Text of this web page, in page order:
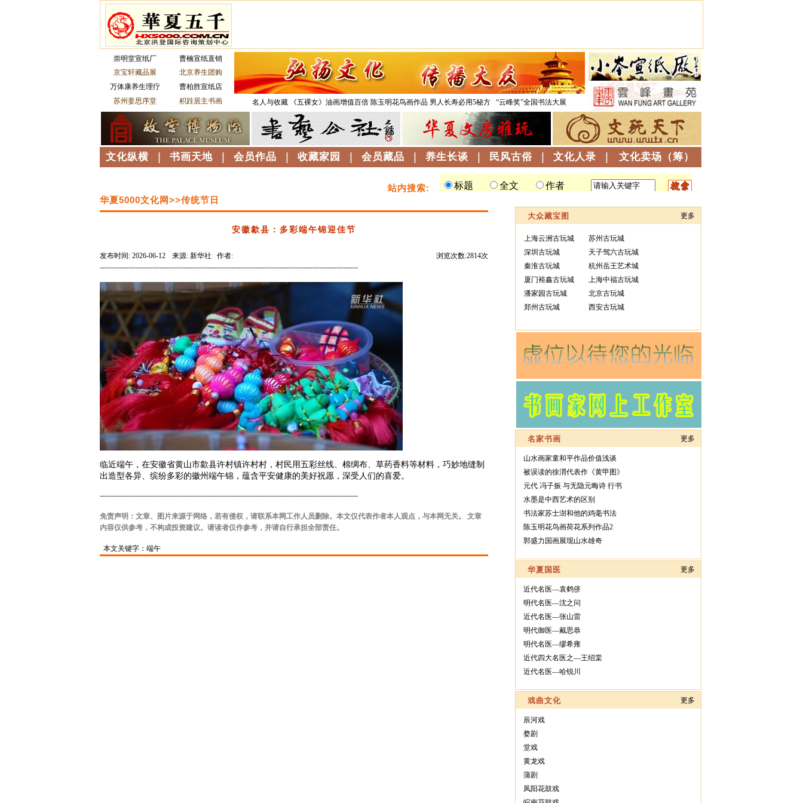
崇明堂宣纸厂
曹楠宣纸直销
京宝轩藏品展
北京养生团购
万体康养生理疗
曹柏胜宣纸店
苏州姜思序堂
积跬居主书画 名人与收藏 《五裸女》油画增值百倍 陈玉明花鸟画作品 男人长寿必用5秘方 “云峰奖”全国书法大展
文化纵横 书画天地 会员作品 收藏家园 会员藏品 养生长谈 民风古俗 文化人录 文化卖场（筹）
站内搜索:
华夏5000文化网>>传统节日
安徽歙县：多彩端午锦迎佳节
发布时间: 2026-06-12 来源: 新华社 作者:
浏览次数:2814次
------------------------------------------------------------------------------------------------------------
临近端午，在安徽省黄山市歙县许村镇许村村，村民用五彩丝线、棉绸布、草药香料等材料，巧妙地缝制
出造型各异、缤纷多彩的徽州端午锦，蕴含平安健康的美好祝愿，深受人们的喜爱。
------------------------------------------------------------------------------------------------------------
免责声明：文章、图片来源于网络，若有侵权，请联系本网工作人员删除。本文仅代表作者本人观点，与本网无关。 文章
内容仅供参考，不构成投资建议。请读者仅作参考，并请自行承担全部责任。
本文关键字：端午
更多
大众藏宝图
上海云洲古玩城
深圳古玩城
秦淮古玩城
厦门裕鑫古玩城
潘家园古玩城
郑州古玩城
苏州古玩城
天子驾六古玩城
杭州岳王艺术城
上海中福古玩城
北京古玩城
西安古玩城
更多
名家书画
山水画家童和平作品价值浅谈
被误读的徐渭代表作《黄甲图》
元代 冯子振 与无隐元晦诗 行书
水墨是中西艺术的区别
书法家苏士澍和他的鸡毫书法
陈玉明花鸟画荷花系列作品2
郭盛力国画展现山水雄奇
更多
华夏国医
近代名医—袁鹤侪
明代名医—沈之问
近代名医—张山雷
明代御医—戴思恭
明代名医—缪希雍
近代四大名医之—王绍棠
近代名医—哈锐川
更多
戏曲文化
辰河戏
婺剧
堂戏
黄龙戏
蒲剧
凤阳花鼓戏